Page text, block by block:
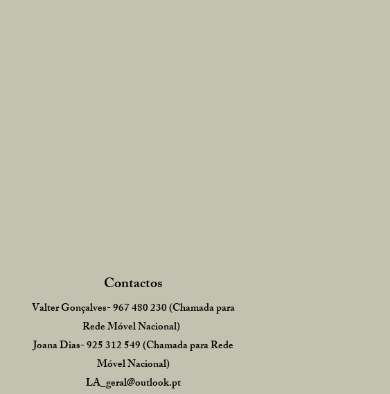
Contactos
Valter Gonçalves-967 480 230(Chamada para
Rede Móvel Nacional)
Joana Dias-925 312549(Chamada para Rede
Móvel Nacional)
LA_geral@outlook.pt